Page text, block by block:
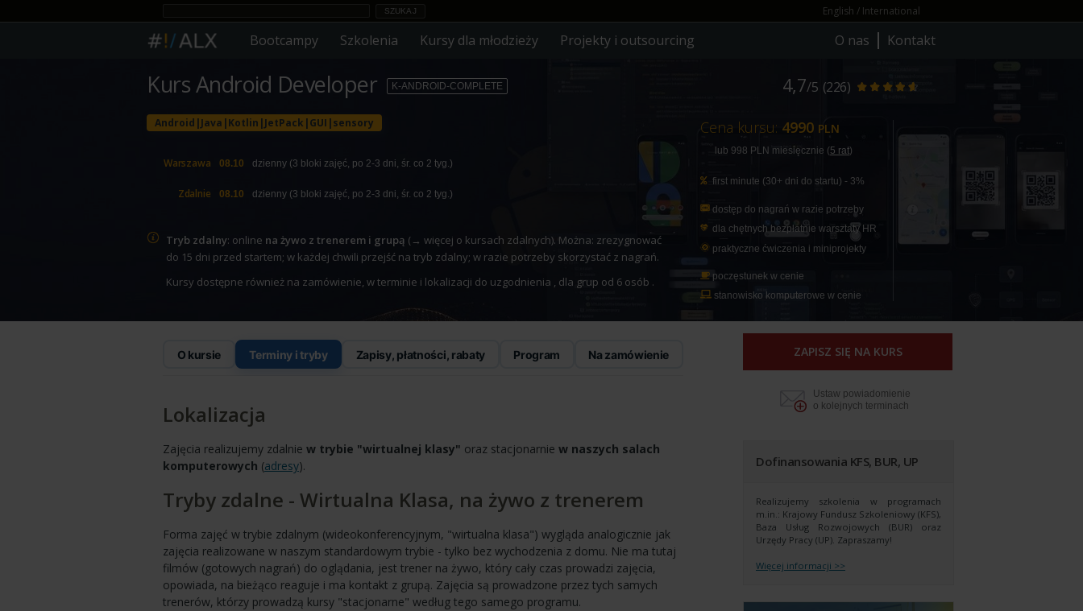
English / International
Bootcampy Szkolenia Kursy dla młodzieży Projekty i outsourcing O nas Kontakt
Kurs Android Developer K-ANDROID-COMPLETE
Android|Java|Kotlin|JetPack|GUI|sensory
Warszawa 08.10 dzienny (3 bloki zajęć, po 2-3 dni, śr. co 2 tyg.)
Zdalnie 08.10 dzienny (3 bloki zajęć, po 2-3 dni, śr. co 2 tyg.)
Tryb zdalny: online na żywo z trenerem i grupą (→ więcej o kursach zdalnych). Można: zrezygnować
do 15 dni przed startem; w każdej chwili przejść na tryb zdalny; w razie potrzeby skorzystać z nagrań.
Kursy dostępne również na zamówienie, w terminie i lokalizacji do uzgodnienia , dla grup od 6 osób .
4,7/5 (226)
Cena kursu: 4990 PLN
lub 998 PLN miesięcznie (5 rat)
first minute (30+ dni do startu) - 3%
dostęp do nagrań w razie potrzeby
dla chętnych bezpłatnie warsztaty HR
praktyczne ćwiczenia i miniprojekty
poczęstunek w cenie
stanowisko komputerowe w cenie
O kursie Terminy i tryby Zapisy, płatności, rabaty Program Na zamówienie ZAPISZ SIĘ NA KURS
Lokalizacja
Zajęcia realizujemy zdalnie w trybie "wirtualnej klasy" oraz stacjonarnie w naszych salach
komputerowych (adresy).
Tryby zdalne - Wirtualna Klasa, na żywo z trenerem
Forma zajęć w trybie zdalnym (wideokonferencyjnym, "wirtualna klasa") wygląda analogicznie jak
zajęcia realizowane w naszym standardowym trybie - tylko bez wychodzenia z domu. Nie ma tutaj
filmów (gotowych nagrań) do oglądania, jest trener na żywo, który cały czas prowadzi zajęcia,
opowiada, na bieżąco reaguje i ma kontakt z grupą. Zajęcia są prowadzone przez tych samych
trenerów, którzy prowadzą kursy "stacjonarne" według tego samego programu.
Ustaw powiadomienie
o kolejnych terminach
Dofinansowania KFS, BUR, UP
Realizujemy szkolenia w programach
m.in.: Krajowy Fundusz Szkoleniowy (KFS),
Baza Usług Rozwojowych (BUR) oraz
Urzędy Pracy (UP). Zapraszamy!
Więcej informacji >>